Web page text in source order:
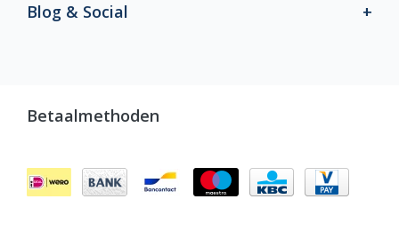
Blog & Social
Betaalmethoden